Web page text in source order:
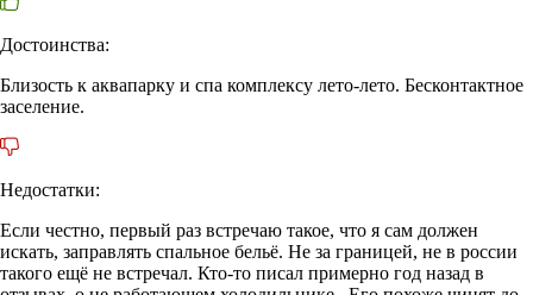
Достоинства:
Близость к аквапарку и спа комплексу лето-лето. Бесконтактное
заселение.
Недостатки:
Если честно, первый раз встречаю такое, что я сам должен
искать, заправлять спальное бельё. Не за границей, не в россии
такого ещё не встречал. Кто-то писал примерно год назад в